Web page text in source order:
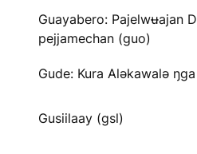
Guayabero: Pajelwʉajan
pejjamechan (guo)
Gude: Kura Aləkawalə
Gusiilaay (gsl)